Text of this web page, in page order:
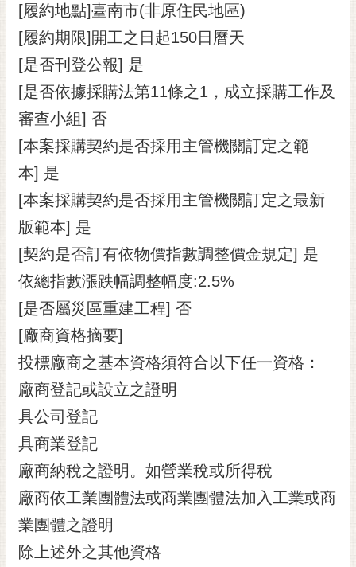
[履約地點]臺南市(非原住民地區)
[履約期限]開工之日起150日曆天
[是否刊登公報] 是
[是否依據採購法第11條之1，成立採購工作及
審查小組] 否
[本案採購契約是否採用主管機關訂定之範
本] 是
[本案採購契約是否採用主管機關訂定之最新
版範本] 是
[契約是否訂有依物價指數調整價金規定] 是
依總指數漲跌幅調整幅度:2.5%
[是否屬災區重建工程] 否
[廠商資格摘要]
投標廠商之基本資格須符合以下任一資格：
廠商登記或設立之證明
具公司登記
具商業登記
廠商納稅之證明。如營業稅或所得稅
廠商依工業團體法或商業團體法加入工業或商
業團體之證明
除上述外之其他資格